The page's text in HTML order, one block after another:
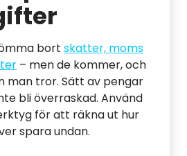
bort skatter, moms
– men de kommer, och
man tror. Sätt av pengar
bli överraskad. Använd
för att räkna ut hur
spara undan.